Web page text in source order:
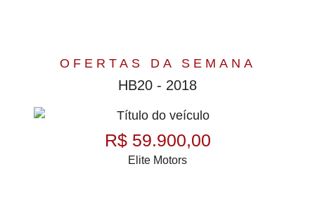
OFERTAS DA SEMANA
HB20 - 2018
R$ 59.900,00
Elite Motors